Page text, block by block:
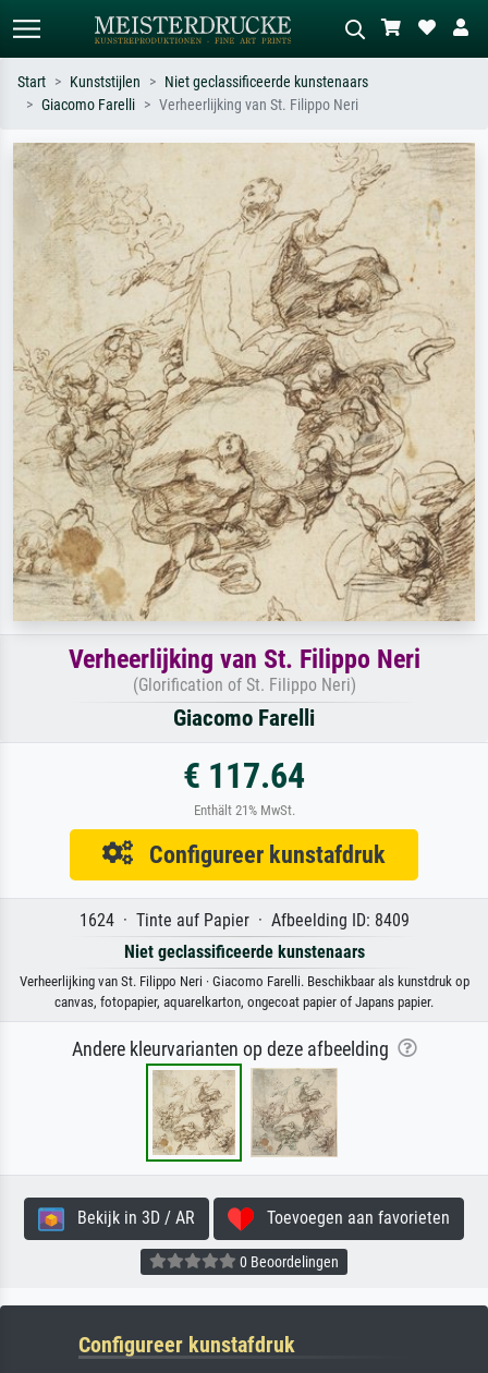
Zoek op kunstenaar, titel of stijl – bijv.
Monet, Sterrennacht, impressionisme,
Hokusai-golf, naakt.
Beschrijf de scène – bijv. groene
weide, abstract met veel rood, donker
olieverfschilderij, staand naakt naast
een boom.
Start Kunststijlen
Niet geclassificeerde kunstenaars
Giacomo Farelli
Verheerlijking van St. Filippo Neri
Verheerlijking van St. Filippo Neri
(Glorification of St. Filippo Neri)
Giacomo Farelli
€ 117.64
Enthält 21% MwSt.
Configureer kunstafdruk
1624 · Tinte auf Papier · Afbeelding ID: 8409
Niet geclassificeerde kunstenaars
Verheerlijking van St. Filippo Neri · Giacomo Farelli. Beschikbaar als kunstdruk op
canvas, fotopapier, aquarelkarton, ongecoat papier of Japans papier.
Andere kleurvarianten op deze afbeelding
Bekijk in 3D / AR Toevoegen aan favorieten
0 Beoordelingen
Configureer kunstafdruk